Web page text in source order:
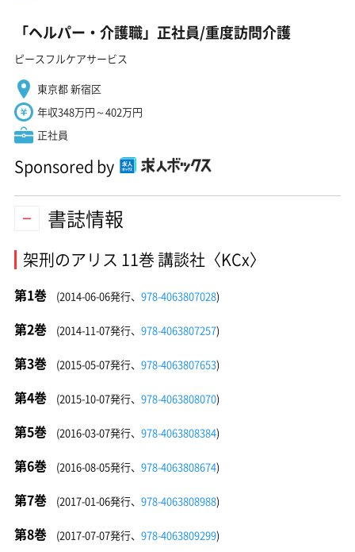
「ヘルパー・介護職」正社員/重度訪問介護
ピースフルケアサービス
東京都 新宿区
年収348万円～402万円
正社員
Sponsored by
書誌情報
架刑のアリス 11巻 講談社〈KCx〉
第1巻 (2014-06-06発行、 978-4063807028)
第2巻 (2014-11-07発行、 978-4063807257)
第3巻 (2015-05-07発行、 978-4063807653)
第4巻 (2015-10-07発行、 978-4063808070)
第5巻 (2016-03-07発行、 978-4063808384)
第6巻 (2016-08-05発行、 978-4063808674)
第7巻 (2017-01-06発行、 978-4063808988)
第8巻 (2017-07-07発行、 978-4063809299)